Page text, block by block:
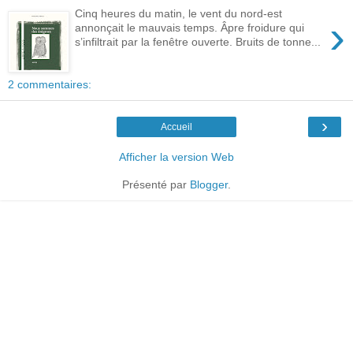
›
Cinq heures du matin, le vent du nord-est
annonçait le mauvais temps. Âpre froidure qui
s’infiltrait par la fenêtre ouverte. Bruits de tonne...
2 commentaires:
›
Accueil
Afficher la version Web
Présenté par Blogger.